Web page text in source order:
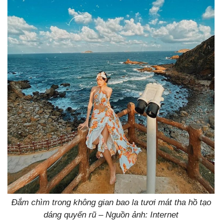
Đắm chìm trong không gian bao la tươi mát tha hồ tạo
dáng quyến rũ – Nguồn ảnh: Internet